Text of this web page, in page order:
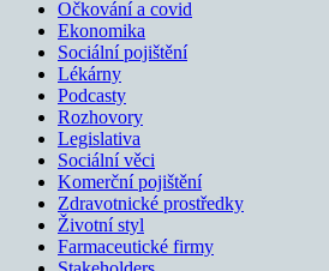
Očkování a covid
Ekonomika
Sociální pojištění
Lékárny
Podcasty
Rozhovory
Legislativa
Sociální věci
Komerční pojištění
Zdravotnické prostředky
Životní styl
Farmaceutické firmy